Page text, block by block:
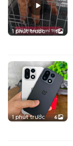
1 phút trước 1
1 phút trước 6